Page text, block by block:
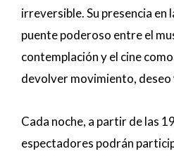
irreversible. Su presencia en
puente poderoso entre el
contemplación y el cine
devolver movimiento, deseo
Cada noche, a partir de las
espectadores podrán